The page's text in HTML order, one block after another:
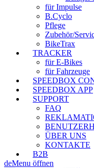
für Impulse
B.Cyclo
Pflege
Zubehör/
BikeTrax
TRACKER
für E-Bikes
für Fahrzeuge
SPEEDBOX
SPEEDBOX APP
SUPPORT
FAQ
ÜBER UNS
KONTAKTE
B2B
deMenu öffnen